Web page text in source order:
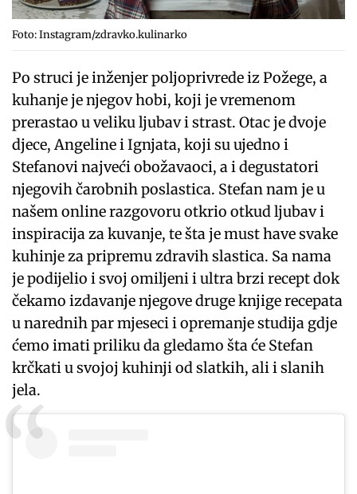
Foto: Instagram/zdravko.kulinarko
Po struci je inženjer poljoprivrede iz Požege, a
kuhanje je njegov hobi, koji je vremenom
prerastao u veliku ljubav i strast. Otac je dvoje
djece, Angeline i Ignjata, koji su ujedno i
Stefanovi najveći obožavaoci, a i degustatori
njegovih čarobnih poslastica. Stefan nam je u
našem online razgovoru otkrio otkud ljubav i
inspiracija za kuvanje, te šta je must have svake
kuhinje za pripremu zdravih slastica. Sa nama
je podijelio i svoj omiljeni i ultra brzi recept dok
čekamo izdavanje njegove druge knjige recepata
u narednih par mjeseci i opremanje studija gdje
ćemo imati priliku da gledamo šta će Stefan
krčkati u svojoj kuhinji od slatkih, ali i slanih
jela.